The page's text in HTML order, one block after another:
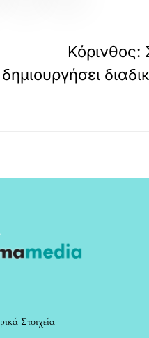
Κόρινθος:
δημιουργήσει
Στοιχεία